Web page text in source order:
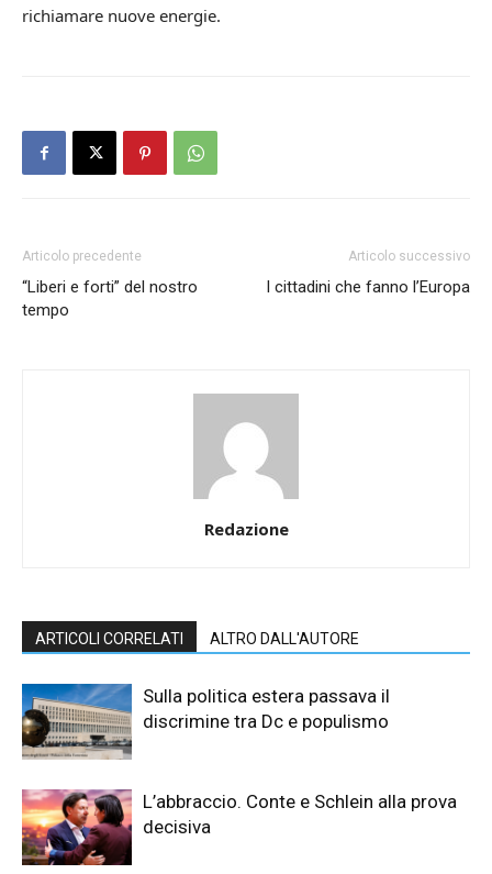
richiamare nuove energie.
Articolo precedente
“Liberi e forti” del nostro
tempo
Articolo successivo
I cittadini che fanno l’Europa
Redazione
ARTICOLI CORRELATI ALTRO DALL'AUTORE
Sulla politica estera passava il
discrimine tra Dc e populismo
L’abbraccio. Conte e Schlein alla prova
decisiva